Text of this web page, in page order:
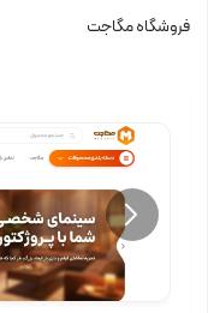
فروشگاه مگاجت